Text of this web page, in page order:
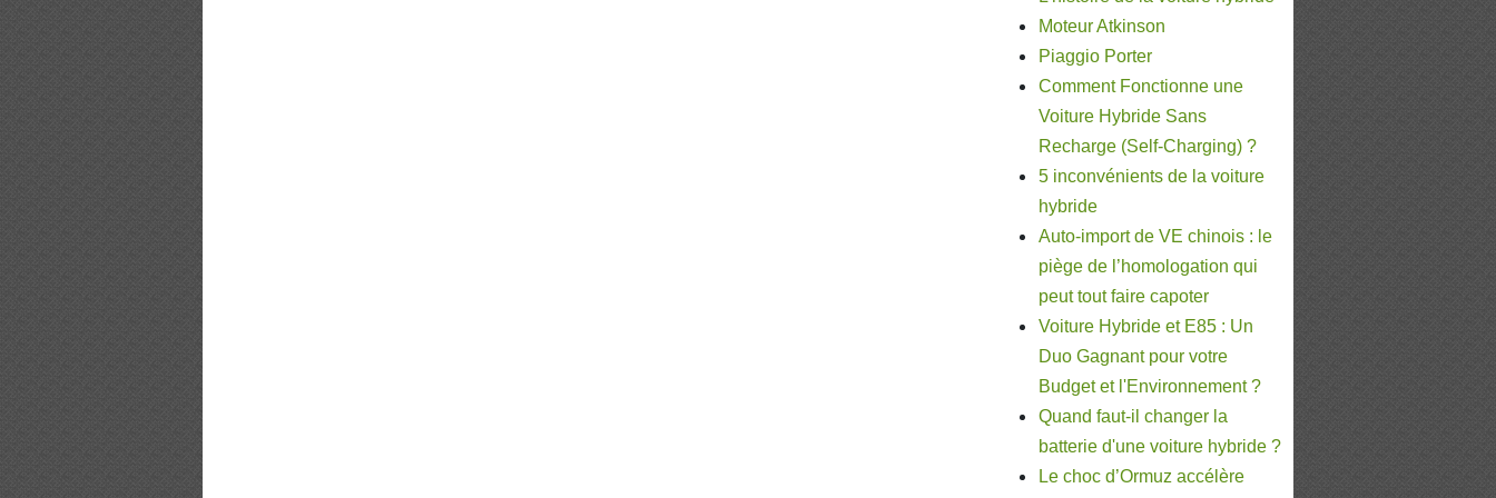
Moteur Atkinson
Piaggio Porter
Comment Fonctionne une
Voiture Hybride Sans
Recharge (Self-Charging) ?
5 inconvénients de la voiture
hybride
Auto-import de VE chinois : le
piège de l’homologation qui
peut tout faire capoter
Voiture Hybride et E85 : Un
Duo Gagnant pour votre
Budget et l'Environnement ?
Quand faut-il changer la
batterie d'une voiture hybride ?
Le choc d’Ormuz accélère